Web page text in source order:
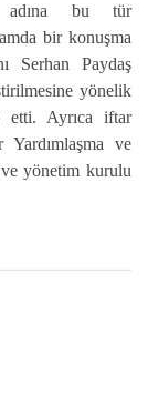
adına bu tür
bir konuşma
Serhan Paydaş
yönelik
etti. Ayrıca iftar
Yardımlaşma ve
yönetim kurulu